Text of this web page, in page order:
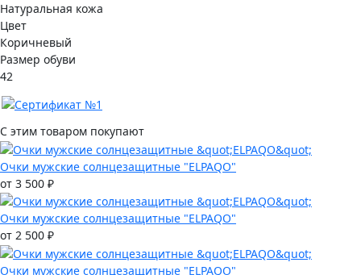
Натуральная кожа
Цвет
Коричневый
Размер обуви
42
С этим товаром покупают
Очки мужские солнцезащитные "ELPAQO"
от 3 500 ₽
Очки мужские солнцезащитные "ELPAQO"
от 2 500 ₽
Очки мужские солнцезащитные "ELPAQO"